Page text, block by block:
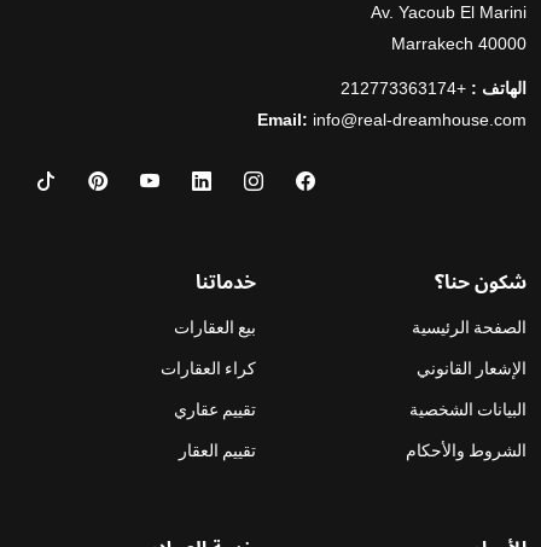
Av. Yacoub El Marini
40000 Marrakech
الهاتف : +212773363174
Email: info@real-dreamhouse.com
شكون حنا؟
الصفحة الرئيسية
الإشعار القانوني
البيانات الشخصية
الشروط والأحكام
خدماتنا
بيع العقارات
كراء العقارات
تقييم عقاري
تقييم العقار